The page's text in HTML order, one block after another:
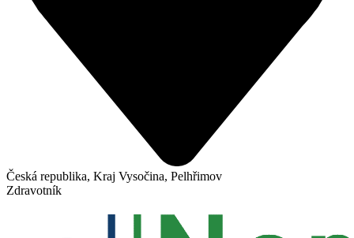
Česká republika, Kraj Vysočina, Pelhřimov
Zdravotník